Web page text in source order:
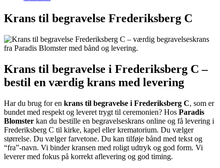
Krans til begravelse Frederiksberg C
Krans til begravelse i Frederiksberg C –
bestil en værdig krans med levering
Har du brug for en krans til begravelse i Frederiksberg C, som er
bundet med respekt og leveret trygt til ceremonien? Hos Paradis
Blomster kan du bestille en begravelseskrans online og få levering i
Frederiksberg C til kirke, kapel eller krematorium. Du vælger
størrelse. Du vælger farvetone. Du kan tilføje bånd med tekst og
“fra”-navn. Vi binder kransen med roligt udtryk og god form. Vi
leverer med fokus på korrekt aflevering og god timing.